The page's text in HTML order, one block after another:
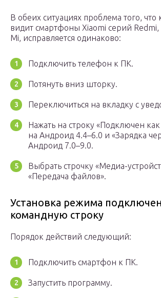
В обеих ситуациях проблема того,
видит смартфоны Xiaomi серий Redmi,
Mi, исправляется одинаково:
Подключить телефон к ПК.
Потянуть вниз шторку.
Переключиться на вкладку с
Нажать на строку «Подключен
на Андроид 4.4–6.0 и «Зарядка
Андроид 7.0–9.0.
Выбрать строчку «Медиа-
«Передача файлов».
Установка режима
командную строку
Порядок действий следующий:
Подключить смартфон к ПК.
Запустить программу.